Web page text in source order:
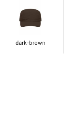
dark-brown